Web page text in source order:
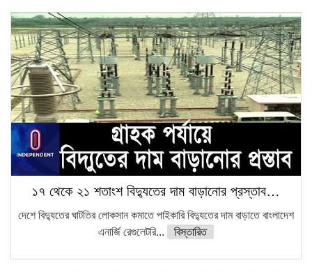
১৭ থেকে ২১ শতাংশ বিদ্যুতের দাম বাড়ানোর প্রস্তাব…
দেশে বিদ্যুতের ঘাটতির লোকসান কমাতে পাইকারি বিদ্যুতের দাম বাড়াতে বাংলাদেশ
এনার্জি রেগুলেটরি...
বিস্তারিত